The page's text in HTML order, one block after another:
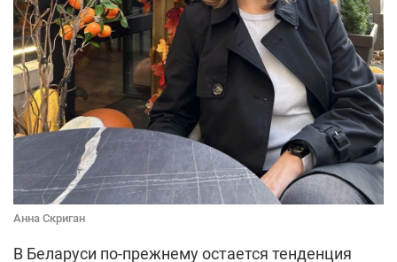
Анна Скриган
В Беларуси по-прежнему остается тенденция